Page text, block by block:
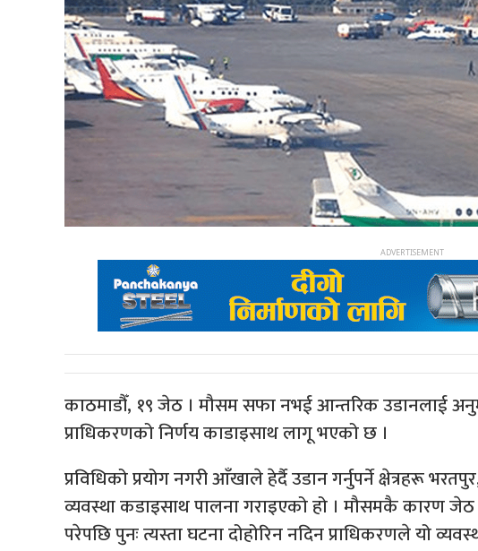
काठमाडौँ, १९ जेठ । मौसम सफा नभई आन्तरिक उडानलाई
प्राधिकरणको निर्णय काडाइसाथ लागू भएको छ ।
प्रविधिको प्रयोग नगरी आँखाले हेर्दै उडान गर्नुपर्ने क्षेत्रहरू
व्यवस्था कडाइसाथ पालना गराइएको हो । मौसमकै कारण जेठ
परेपछि पुनः त्यस्ता घटना दोहोरिन नदिन प्राधिकरणले यो